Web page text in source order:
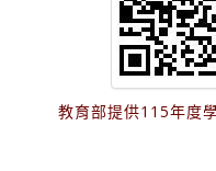
教育部提供115年度